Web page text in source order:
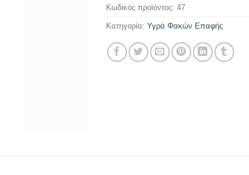
Κωδικός προϊόντος: 47
Κατηγορία: Υγρά Φακών Επαφής